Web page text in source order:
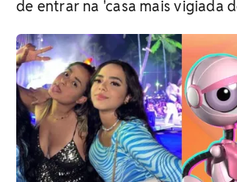
de entrar na 'casa mais vigiada